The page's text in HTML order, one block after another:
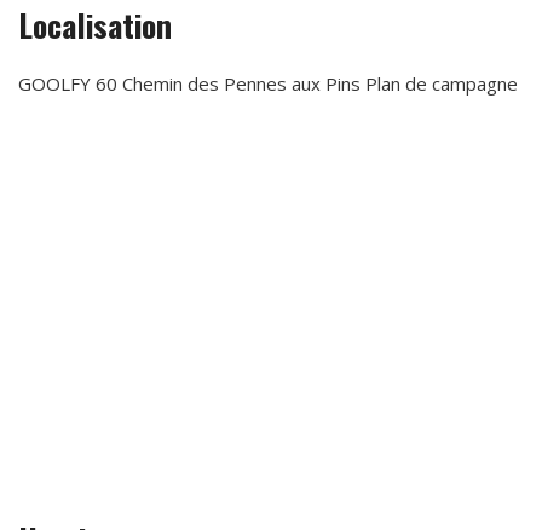
Localisation
GOOLFY 60 Chemin des Pennes aux Pins Plan de campagne